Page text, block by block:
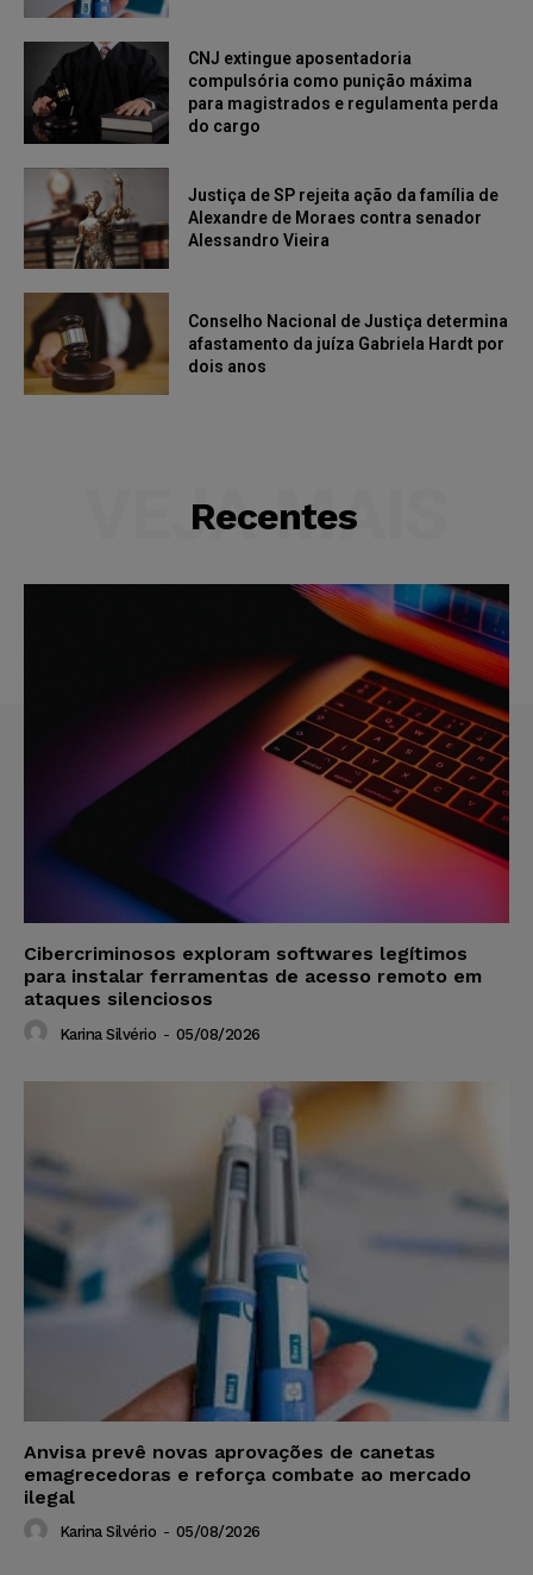
CNJ extingue aposentadoria
compulsória como punição máxima
para magistrados e regulamenta perda
do cargo
Justiça de SP rejeita ação da família de
Alexandre de Moraes contra senador
Alessandro Vieira
Conselho Nacional de Justiça determina
afastamento da juíza Gabriela Hardt por
dois anos
Recentes
VEJA MAIS
Cibercriminosos exploram softwares legítimos
para instalar ferramentas de acesso remoto em
ataques silenciosos
Karina Silvério - 05/08/2026
Anvisa prevê novas aprovações de canetas
emagrecedoras e reforça combate ao mercado
ilegal
Karina Silvério - 05/08/2026